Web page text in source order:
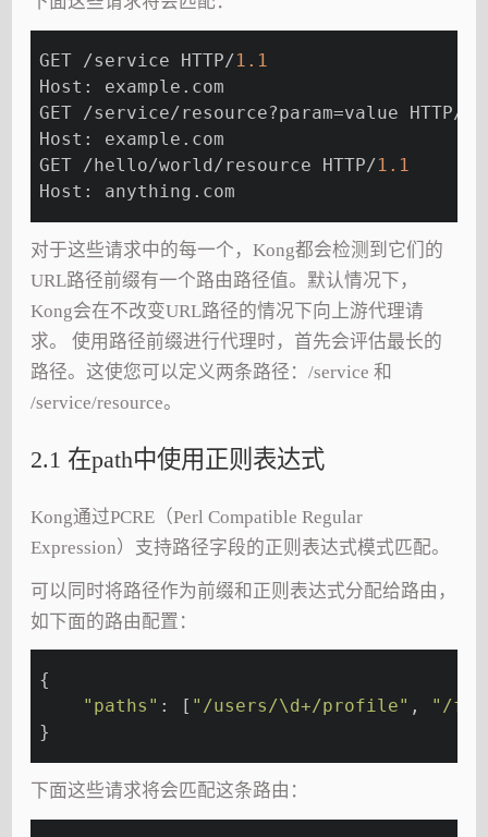
GET /service HTTP/1.1
Host: example.com
GET /service/resource?param=value HTTP/
Host: example.com
GET /hello/world/resource HTTP/1.1
Host: anything.com
对于这些请求中的每一个，Kong都会检测到它们的
URL路径前缀有一个路由路径值。默认情况下，
Kong会在不改变URL路径的情况下向上游代理请
求。 使用路径前缀进行代理时，首先会评估最长的
路径。这使您可以定义两条路径：/service 和
/service/resource。
2.1 在path中使用正则表达式
Kong通过PCRE（Perl Compatible Regular
Expression）支持路径字段的正则表达式模式匹配。
可以同时将路径作为前缀和正则表达式分配给路由，
如下面的路由配置：
{
"paths" : [ "/users/\d+/profile" ,
"/
}
下面这些请求将会匹配这条路由：